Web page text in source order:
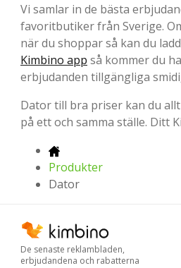
Vi samlar in de bästa
favoritbutiker från Sverige.
när du shoppar så kan du
Kimbino app så kommer du
erbjudanden tillgängliga
Dator till bra priser kan du
på ett och samma ställe. Ditt
Produkter
Dator
De senaste reklambladen,
erbjudandena och rabatterna